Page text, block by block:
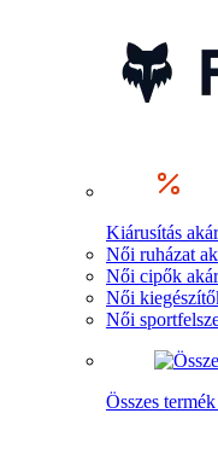
Kiárusítás
Női ruházat
Női cipők
Női
Női
Összes